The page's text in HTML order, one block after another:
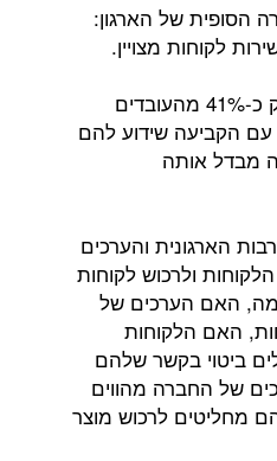
הסופית של הארגון:
לקוחות מצויין.
מהסקר של גאלופ עולה, כי רק כ-41% מהעובדים
הקביעה שידוע להם
מבדל אותה
הארגונית והערכים
ולרכוש לקוחות
האם הערכים של
האם הלקוחות
ביטוי בקשר שלהם
של החברה מהווים
מחליטים לרכוש מוצר